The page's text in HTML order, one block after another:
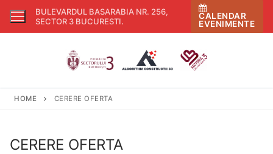
Skip
BULEVARDUL BASARABIA NR. 256,
SECTOR 3 BUCURESTI.
CALENDAR
EVENIMENTE
HOME CERERE OFERTA
CERERE OFERTA